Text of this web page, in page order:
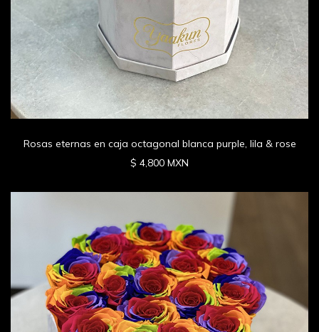
Rosas eternas en caja octagonal blanca purple, lila & rose
$ 4,800 MXN